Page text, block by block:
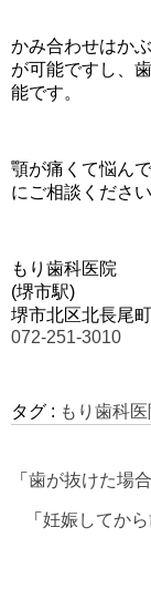
かみ合わせはか
が可能ですし、
能です。
顎が痛くて悩ん
にご相談ください
もり歯科医院
(堺市駅)
堺市北区北長尾
072-251-3010
タグ : もり歯科
「 歯が抜けた場
「 妊娠してか